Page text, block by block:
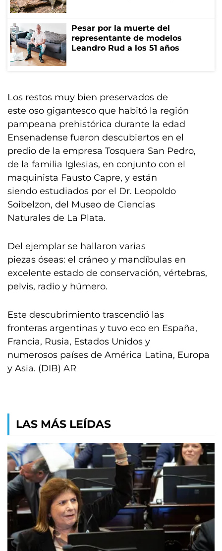
Pesar por la muerte del
representante de modelos
Leandro Rud a los 51 años
Los restos muy bien preservados de
este oso gigantesco que habitó la región
pampeana prehistórica durante la edad
Ensenadense fueron descubiertos en el
predio de la empresa Tosquera San Pedro,
de la familia Iglesias, en conjunto con el
maquinista Fausto Capre, y están
siendo estudiados por el Dr. Leopoldo
Soibelzon, del Museo de Ciencias
Naturales de La Plata.
Del ejemplar se hallaron varias
piezas óseas: el cráneo y mandíbulas en
excelente estado de conservación, vértebras,
pelvis, radio y húmero.
Este descubrimiento trascendió las
fronteras argentinas y tuvo eco en España,
Francia, Rusia, Estados Unidos y
numerosos países de América Latina, Europa
y Asia. (DIB) AR
LAS MÁS LEÍDAS